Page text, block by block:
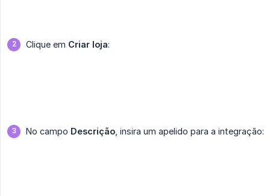
Clique em Criar loja:
No campo Descrição , insira um apelido para a integração: